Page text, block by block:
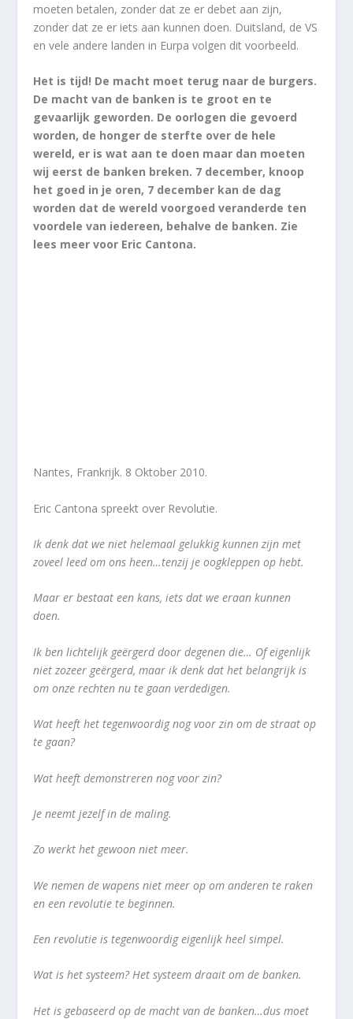
moeten betalen, zonder dat ze er debet aan zijn,
zonder dat ze er iets aan kunnen doen. Duitsland, de VS
en vele andere landen in Eurpa volgen dit voorbeeld.
Het is tijd! De macht moet terug naar de burgers.
De macht van de banken is te groot en te
gevaarlijk geworden. De oorlogen die gevoerd
worden, de honger de sterfte over de hele
wereld, er is wat aan te doen maar dan moeten
wij eerst de banken breken. 7 december, knoop
het goed in je oren, 7 december kan de dag
worden dat de wereld voorgoed veranderde ten
voordele van iedereen, behalve de banken. Zie
lees meer voor Eric Cantona.
Nantes, Frankrijk. 8 Oktober 2010.
Eric Cantona spreekt over Revolutie.
Ik denk dat we niet helemaal gelukkig kunnen zijn met
zoveel leed om ons heen…tenzij je oogkleppen op hebt.
Maar er bestaat een kans, iets dat we eraan kunnen
doen.
Ik ben lichtelijk geërgerd door degenen die… Of eigenlijk
niet zozeer geërgerd, maar ik denk dat het belangrijk is
om onze rechten nu te gaan verdedigen.
Wat heeft het tegenwoordig nog voor zin om de straat op
te gaan?
Wat heeft demonstreren nog voor zin?
Je neemt jezelf in de maling.
Zo werkt het gewoon niet meer.
We nemen de wapens niet meer op om anderen te raken
en een revolutie te beginnen.
Een revolutie is tegenwoordig eigenlijk heel simpel.
Wat is het systeem? Het systeem draait om de banken.
Het is gebaseerd op de macht van de banken…dus moet